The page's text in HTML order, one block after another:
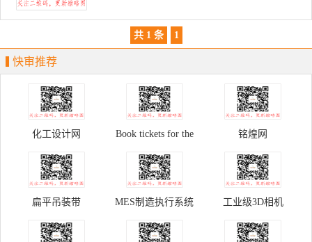
共 1 条 1
快审推荐
化工设计网 Book tickets for the
Palace Museum
铭煌网
扁平吊装带 MES制造执行系统 工业级3D相机